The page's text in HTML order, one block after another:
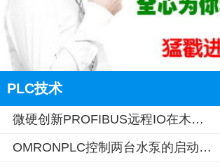
PLC技术
微硬创新PROFIBUS远程IO在木…
OMRONPLC控制两台水泵的启动…